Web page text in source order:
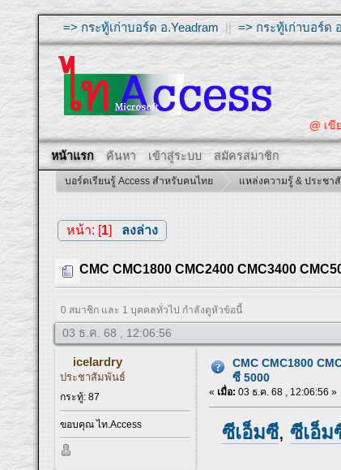
=> กระทู้เก่าบอร์ด อ.Yeadram ||=> กระทู้เก่าบอร์ด
@ เขียนคำถ
หน้าแรก ค้นหา เข้าสู่ระบบ สมัครสมาชิก
บอร์ดเรียนรู้ Access สำหรับคนไทย แหล่งความรู้ & ประชา
หน้า: [1] ลงล่าง
CMC CMC1800 CMC2400 CMC3400
0 สมาชิก และ 1 บุคคลทั่วไป กำลังดูหัวข้อนี้
03 ธ.ค. 68 , 12:06:56
icelardry
ประชาสัมพันธ์
กระทู้: 87
ขอบคุณ ไท.Access
CMC CMC1800
ซี 5000
« เมื่อ: 03 ธ.ค. 68 , 12:06:56 »
ซีเอ็มซี,ซีเอ็ม